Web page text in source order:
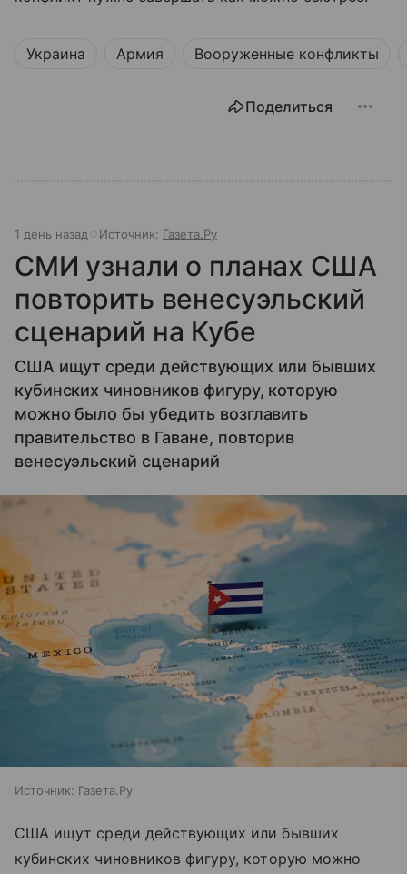
Украина Армия Вооруженные конфликты
Поделиться
1 день назад Источник: Газета.Ру
СМИ узнали о планах США
повторить венесуэльский
сценарий на Кубе
США ищут среди действующих или бывших
кубинских чиновников фигуру, которую
можно было бы убедить возглавить
правительство в Гаване, повторив
венесуэльский сценарий
Источник: Газета.Ру
США ищут среди действующих или бывших
кубинских чиновников фигуру, которую можно